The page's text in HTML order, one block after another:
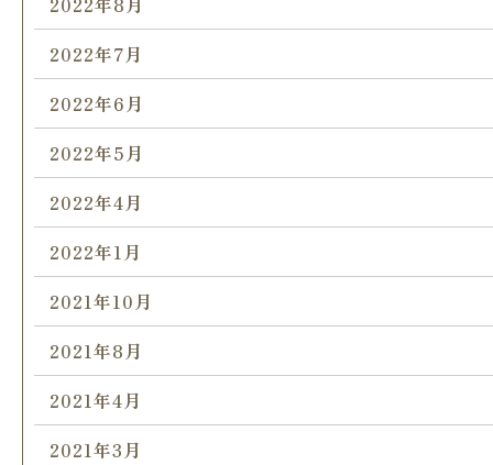
2022年7月
2022年6月
2022年5月
2022年4月
2022年1月
2021年10月
2021年8月
2021年4月
2021年3月